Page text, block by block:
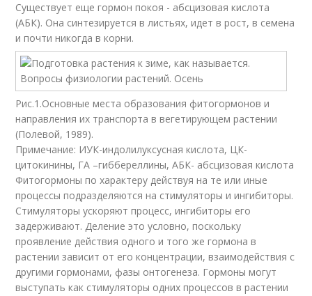
Существует еще гормон покоя - абсцизовая кислота
(АБК). Она синтезируется в листьях, идет в рост, в семена
и почти никогда в корни.
Рис.1.Основные места образования фитогормонов и
направления их транспорта в вегетирующем растении
(Полевой, 1989).
Примечание: ИУК-индолилуксусная кислота, ЦК-
цитокинины, ГА –гиббереллины, АБК- абсцизовая кислота
Фитогормоны по характеру действуя на те или иные
процессы подразделяются на стимуляторы и ингибиторы.
Стимуляторы ускоряют процесс, ингибиторы его
задерживают. Деление это условно, поскольку
проявление действия одного и того же гормона в
растении зависит от его концентрации, взаимодействия с
другими гормонами, фазы онтогенеза. Гормоны могут
выступать как стимуляторы одних процессов в растении